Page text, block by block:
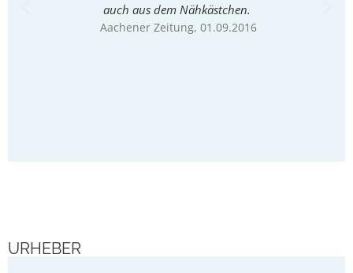
auch aus dem Nähkästchen.
Aachener Zeitung, 01.09.2016
URHEBER